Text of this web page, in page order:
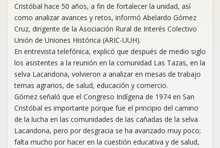
Cristóbal hace 50 años, a fin de fortalecer la unidad, así
como analizar avances y retos, informó Abelardo Gómez
Cruz, dirigente de la Asociación Rural de Interés Colectivo
Unión de Uniones Histórica (ARIC-UUH).
En entrevista telefónica, explicó que después de medio siglo
los asistentes a la reunión en la comunidad Las Tazas, en la
selva Lacandona, volvieron a analizar en mesas de trabajo
temas agrarios, de salud, educación y comercio.
Gómez señaló que el Congreso Indígena de 1974 en San
Cristóbal es importante porque fue el principio del camino
de la lucha en las comunidades de las cañadas de la selva
Lacandona, pero por desgracia se ha avanzado muy poco;
falta mucho por hacer en la cuestión educativa y de salud,